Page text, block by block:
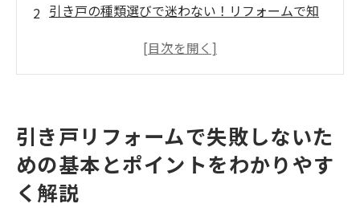
引き戸の種類選びで迷わない！リフォームで知
費用相場と内訳を解説
業者選びと見積もりのポイントでリフォームの
品質と費用を両立！
会社概要
引き戸リフォームで失敗しないた
めの基本とポイントをわかりやす
く解説